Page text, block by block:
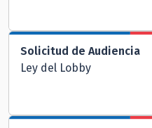
Solicitud de Audiencia
Ley del Lobby